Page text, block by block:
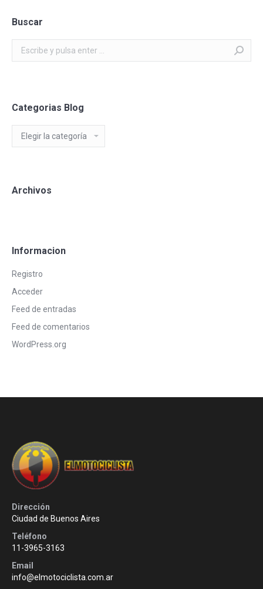
Buscar
Categorias Blog
Blog
Archivos
Informacion
Registro
Acceder
Feed de entradas
Feed de comentarios
WordPress.org
Dirección
Ciudad de Buenos Aires
Teléfono
11-3965-3163
Email
info@elmotociclista.com.ar